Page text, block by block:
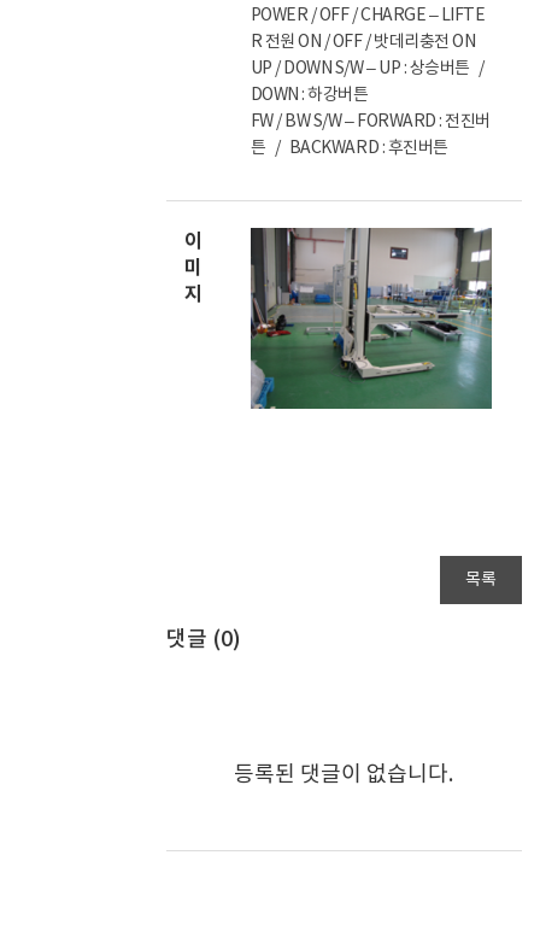
POWER / OFF / CHARGE – LIFTE
R 전원 ON / OFF / 밧데리충전 ON
UP / DOWN S/W – UP : 상승버튼 /
DOWN : 하강버튼
FW / BW S/W – FORWARD : 전진버
튼 / BACKWARD : 후진버튼
이
미
지
목록
댓글 (0)
등록된 댓글이 없습니다.